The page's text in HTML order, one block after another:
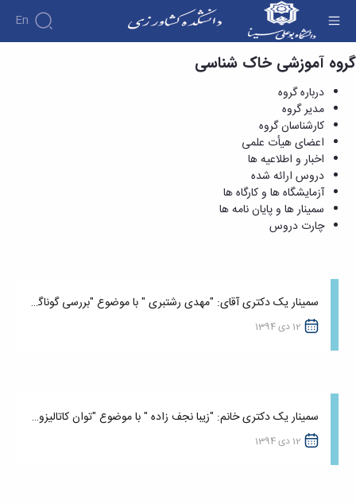
En
خاکشناسی - دانشکده کشاورزی
گروه آموزشی خاک شناسی
درباره گروه
مدیر گروه
کارشناسان گروه
اعضای هیأت علمی
اخبار و اطلاعیه ها
دروس ارائه شده
آزمایشگاه ها و کارگاه ها
سمینار ها و پایان نامه ها
چارت دروس
سمینار یک دکتری آقای: "مهدی رشتبری " با موضوع "بررسی گوناگونی زیستی در خاک : روش ها و چالش ها"
12 دی 1394
سمینار یک دکتری خانم: "زیبا نجف زاده " با موضوع "توان کاتالیزوری رس های خاک در دگرگونی ترکیب...
12 دی 1394